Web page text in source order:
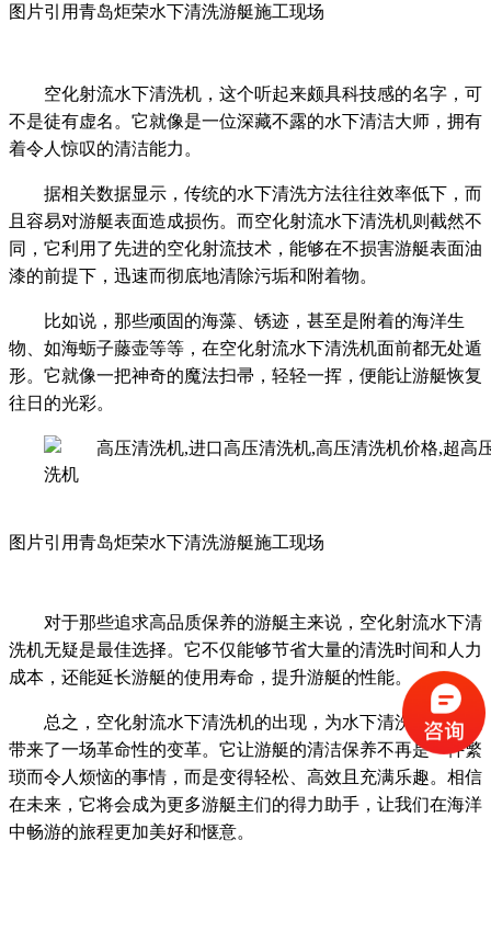
图片引用青岛炬荣水下清洗游艇施工现场
空化射流水下清洗机，这个听起来颇具科技感的名字，可
不是徒有虚名。它就像是一位深藏不露的水下清洁大师，拥有
着令人惊叹的清洁能力。
据相关数据显示，传统的水下清洗方法往往效率低下，而
且容易对游艇表面造成损伤。而空化射流水下清洗机则截然不
同，它利用了先进的空化射流技术，能够在不损害游艇表面油
漆的前提下，迅速而彻底地清除污垢和附着物。
比如说，那些顽固的海藻、锈迹，甚至是附着的海洋生
物
如海蛎子藤壶等等 ，在空化射流水下清洗机面前都无处遁
形。它就像一把神奇的魔法扫帚，轻轻一挥，便能让游艇恢复
往日的光彩。
图片引用青岛炬荣水下清洗游艇施工现场
对于那些追求高品质保养的游艇主来说，空化射流水下清
洗机无疑是最佳选择。它不仅能够节省大量的清洗时间和人力
成本，还能延长游艇的使用寿命，提升游艇的性能。
总之，空化射流水下清洗机的出现，为水下清洗游艇领域
带来了一场革命性的变革。它让游艇的清洁保养不再是一件繁
琐而令人烦恼的事情，而是变得轻松、高效且充满乐趣。相信
在未来，它将会成为更多游艇主们的得力助手，让我们在海洋
中畅游的旅程更加美好和惬意。